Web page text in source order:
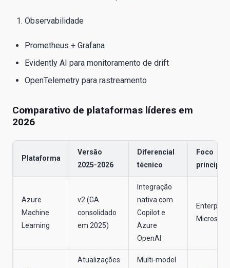
Observabilidade
Prometheus + Grafana
Evidently AI para monitoramento de drift
OpenTelemetry para rastreamento
Comparativo de plataformas líderes em
2026
Plataforma
Versão
2025-2026
Diferencial
técnico
Foco
principal
Azure
Machine
Learning
v2 (GA
consolidado
em 2025)
Integração
nativa com
Copilot e
Azure
OpenAI
Enterprise
Microsoft
Atualizações
Multi-model